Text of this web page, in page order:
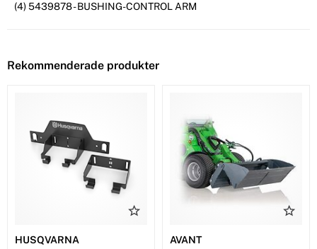
(4) 5439878 - BUSHING-CONTROL ARM
Rekommenderade produkter
HUSQVARNA
AVANT